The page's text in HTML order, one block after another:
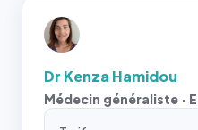
Dr Kenza Hamidou
Médecin généraliste ·